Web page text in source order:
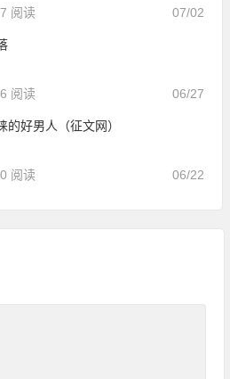
07/02
阅读
06/27
阅读
的好男人（征文网）
06/22
阅读